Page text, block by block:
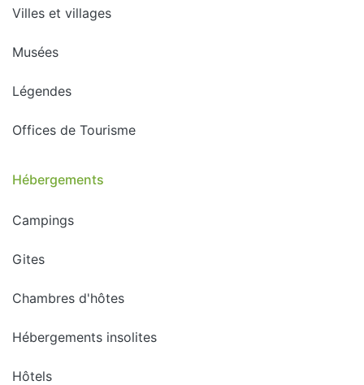
Villes et villages
Musées
Légendes
Offices de Tourisme
Hébergements
Campings
Gites
Chambres d'hôtes
Hébergements insolites
Hôtels